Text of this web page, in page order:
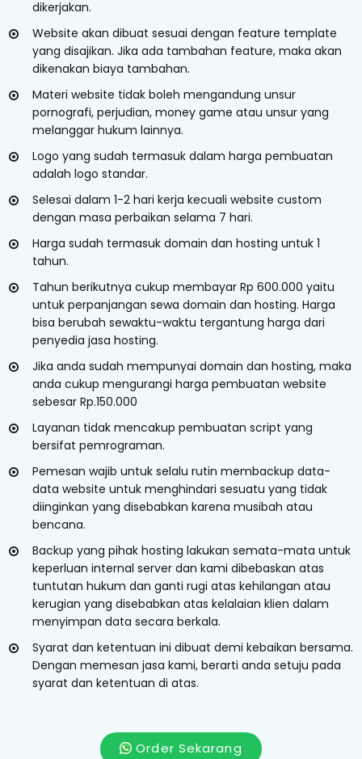
dikerjakan.
Website akan dibuat sesuai dengan feature template
yang disajikan. Jika ada tambahan feature, maka akan
dikenakan biaya tambahan.
Materi website tidak boleh mengandung unsur
pornografi, perjudian, money game atau unsur yang
melanggar hukum lainnya.
Logo yang sudah termasuk dalam harga pembuatan
adalah logo standar.
Selesai dalam 1-2 hari kerja kecuali website custom
dengan masa perbaikan selama 7 hari.
Harga sudah termasuk domain dan hosting untuk 1
tahun.
Tahun berikutnya cukup membayar Rp 600.000 yaitu
untuk perpanjangan sewa domain dan hosting. Harga
bisa berubah sewaktu-waktu tergantung harga dari
penyedia jasa hosting.
Jika anda sudah mempunyai domain dan hosting, maka
anda cukup mengurangi harga pembuatan website
sebesar Rp.150.000
Layanan tidak mencakup pembuatan script yang
bersifat pemrograman.
Pemesan wajib untuk selalu rutin membackup data-
data website untuk menghindari sesuatu yang tidak
diinginkan yang disebabkan karena musibah atau
bencana.
Backup yang pihak hosting lakukan semata-mata untuk
keperluan internal server dan kami dibebaskan atas
tuntutan hukum dan ganti rugi atas kehilangan atau
kerugian yang disebabkan atas kelalaian klien dalam
menyimpan data secara berkala.
Syarat dan ketentuan ini dibuat demi kebaikan bersama.
Dengan memesan jasa kami, berarti anda setuju pada
syarat dan ketentuan di atas.
Order Sekarang